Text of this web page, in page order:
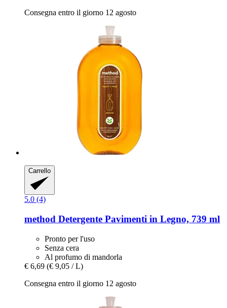
Consegna entro il giorno 12 agosto
Carrello
5.0 (4)
method Detergente Pavimenti in Legno, 739 ml
Pronto per l'uso
Senza cera
Al profumo di mandorla
€ 6,69 (€ 9,05 / L)
Consegna entro il giorno 12 agosto